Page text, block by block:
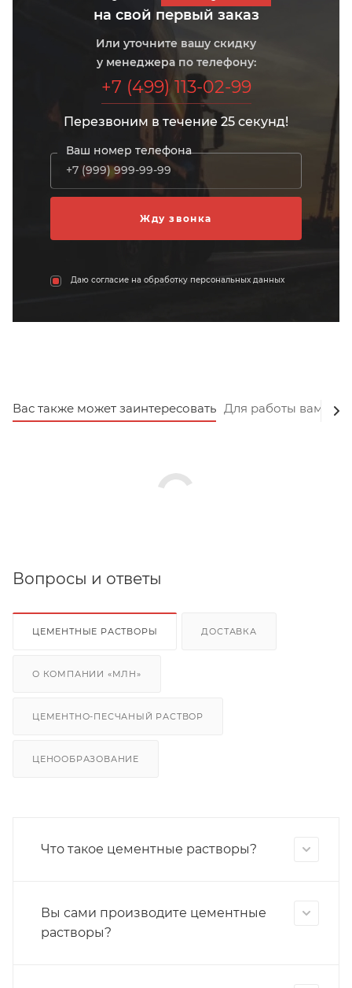
на свой первый заказ
Или уточните вашу скидку
у менеджера по телефону:
+7 (499) 113-02-99
Перезвоним в течение 25 секунд!
Ваш номер телефона
Даю согласие на обработку персональных данных
Вас также может заинтересовать Для работы вам
Вопросы и ответы
ЦЕМЕНТНЫЕ РАСТВОРЫ ДОСТАВКА
О КОМПАНИИ «МЛН»
ЦЕМЕНТНО-ПЕСЧАНЫЙ РАСТВОР
ЦЕНООБРАЗОВАНИЕ
Что такое цементные растворы?
Вы сами производите цементные
растворы?